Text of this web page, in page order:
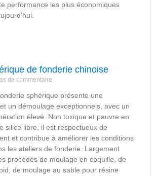
performance les plus économiques
de fonderie chinoise
de commentaire
sphérique présente une
un démoulage exceptionnels, avec un
élevé. Non toxique et pauvre en
silice libre, il est respectueux de
et contribue à améliorer les conditions
les ateliers de fonderie. Largement
procédés de moulage en coquille, de
de moulage au sable pour résine